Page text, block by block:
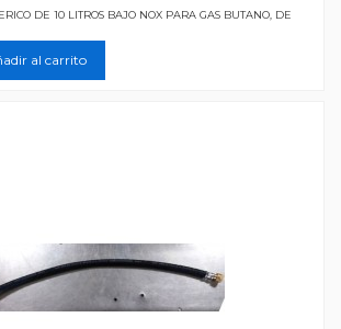
DE 10 LITROS BAJO NOX PARA GAS BUTANO, DE
al carrito